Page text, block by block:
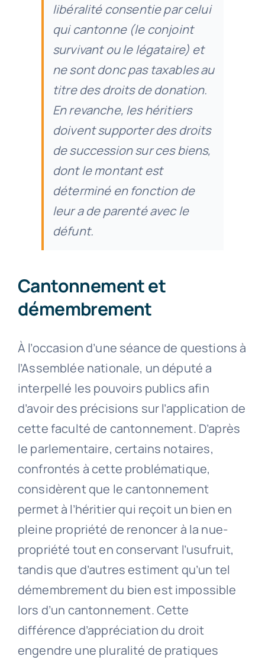
libéralité consentie par celui
qui cantonne (le conjoint
survivant ou le légataire) et
ne sont donc pas taxables au
titre des droits de donation.
En revanche, les héritiers
doivent supporter des droits
de succession sur ces biens,
dont le montant est
déterminé en fonction de
leur a de parenté avec le
défunt.
Cantonnement et
démembrement
À l’occasion d’une séance de questions à
l’Assemblée nationale, un député a
interpellé les pouvoirs publics afin
d’avoir des précisions sur l’application de
cette faculté de cantonnement. D’après
le parlementaire, certains notaires,
confrontés à cette problématique,
considèrent que le cantonnement
permet à l’héritier qui reçoit un bien en
pleine propriété de renoncer à la nue-
propriété tout en conservant l’usufruit,
tandis que d’autres estiment qu’un tel
démembrement du bien est impossible
lors d’un cantonnement. Cette
différence d’appréciation du droit
engendre une pluralité de pratiques